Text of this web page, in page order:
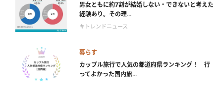
男女ともに約7割が結婚しない・できないと考えた
経験あり。その理...
＃トレンドニュース
暮らす
カップル旅行で人気の都道府県ランキング！ 行
ってよかった国内旅...